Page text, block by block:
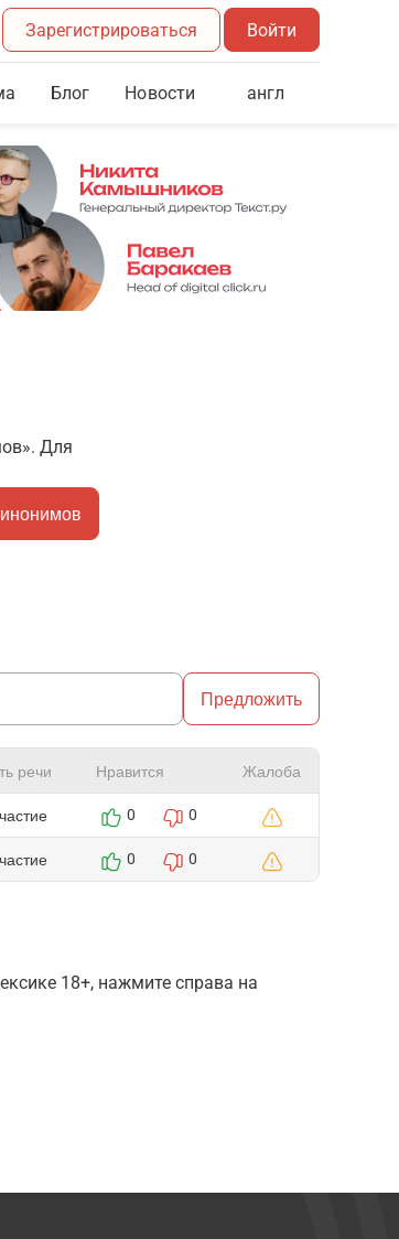
Зарегистрироваться Войти
Блог Новости англ
Для
Предложить
речи Нравится Жалоба
0 0
0 0
18+, нажмите справа на